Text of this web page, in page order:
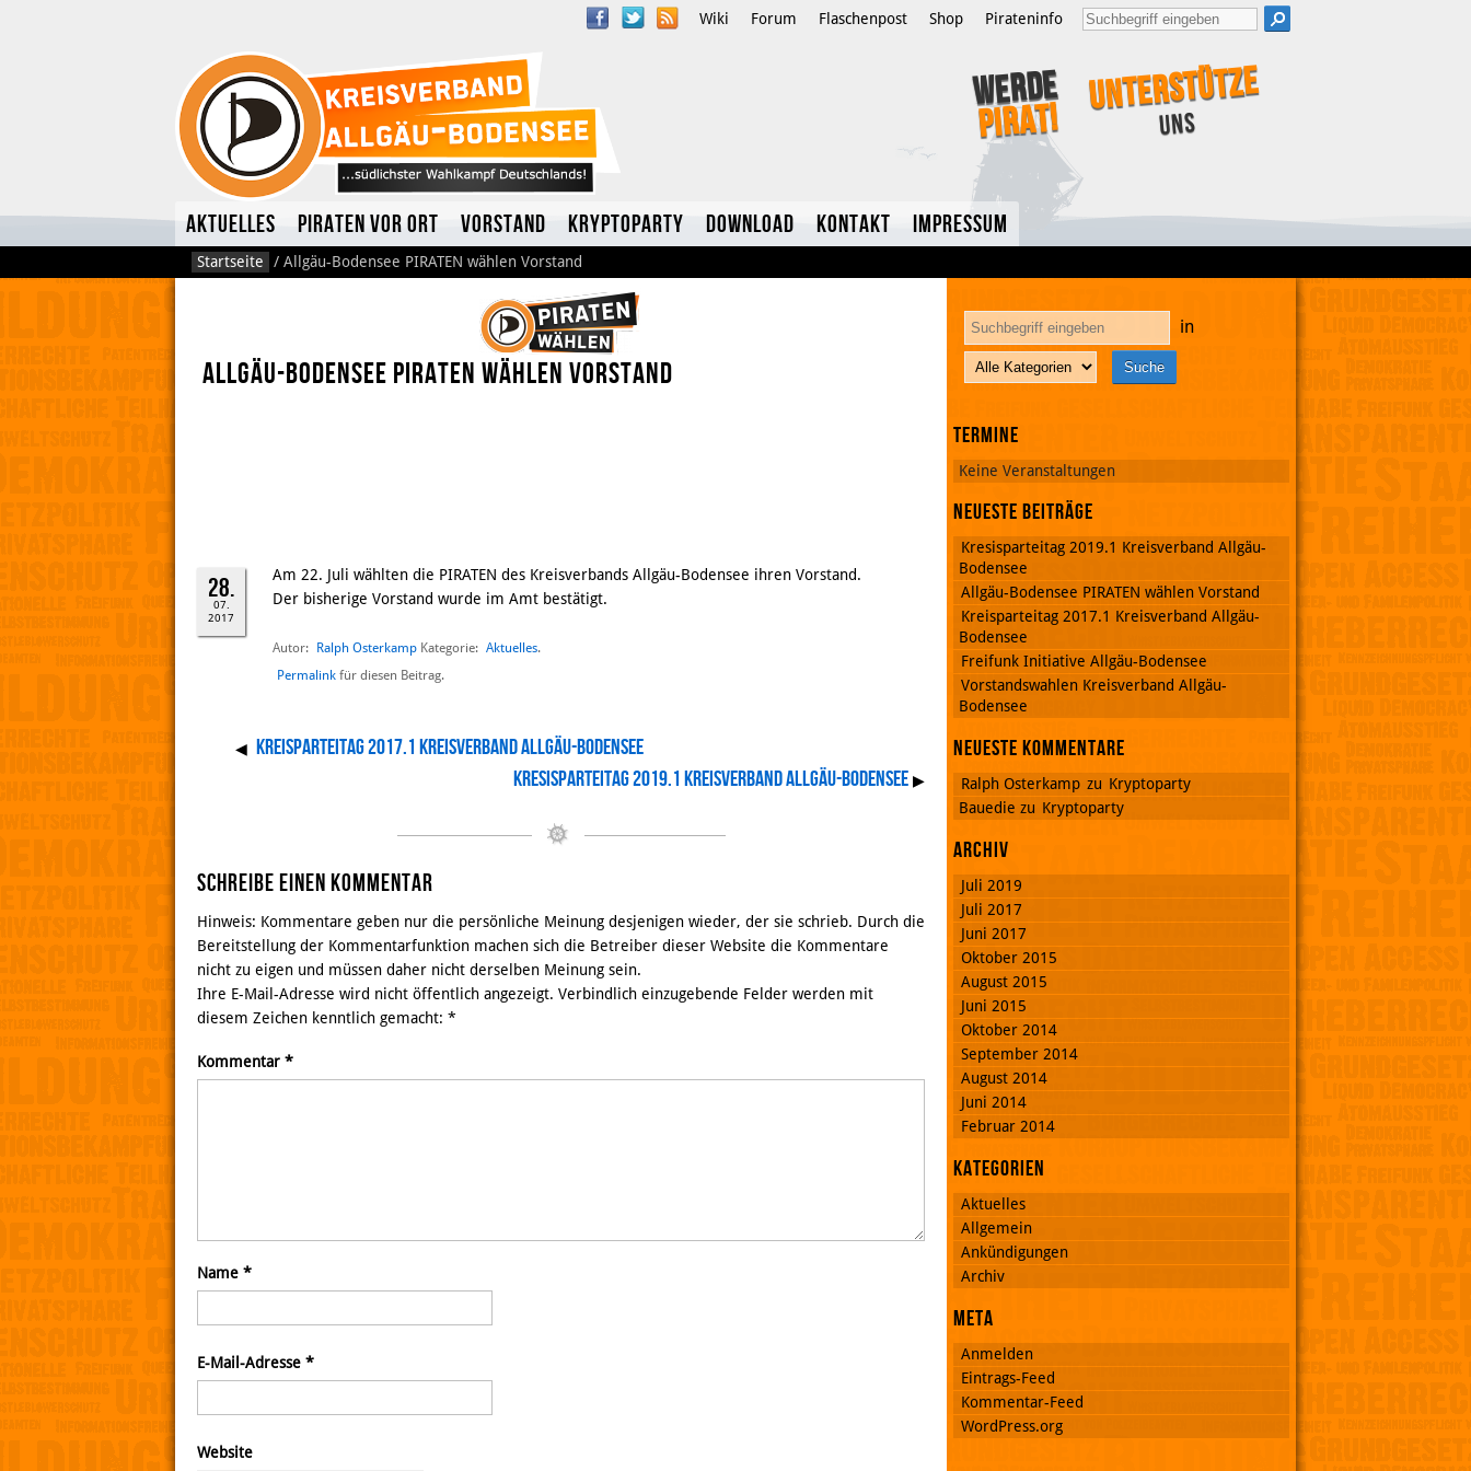
Wiki Forum Flaschenpost Shop Pirateninfo
Werde
Pirat!
Unterstütze
uns
Aktuelles Piraten vor Ort Vorstand Kryptoparty Download Kontakt Impressum
Startseite / Allgäu-Bodensee PIRATEN wählen Vorstand
Allgäu-Bodensee PIRATEN wählen Vorstand
28.
07.
2017
Am 22. Juli wählten die PIRATEN des Kreisverbands Allgäu-Bodensee ihren Vorstand.
Der bisherige Vorstand wurde im Amt bestätigt.
Autor: Ralph Osterkamp Kategorie: Aktuelles.
Permalink für diesen Beitrag.
◀ Kreisparteitag 2017.1 Kreisverband Allgäu-Bodensee
Kresisparteitag 2019.1 Kreisverband Allgäu-Bodensee ▶
Schreibe einen Kommentar
Hinweis: Kommentare geben nur die persönliche Meinung desjenigen wieder, der sie schrieb. Durch die
Bereitstellung der Kommentarfunktion machen sich die Betreiber dieser Website die Kommentare
nicht zu eigen und müssen daher nicht derselben Meinung sein.
Ihre E-Mail-Adresse wird nicht öffentlich angezeigt. Verbindlich einzugebende Felder werden mit
diesem Zeichen kenntlich gemacht: *
Kommentar *
Name *
E-Mail-Adresse *
Website
in
Termine
Keine Veranstaltungen
Neueste Beiträge
Kresisparteitag 2019.1 Kreisverband Allgäu-
Bodensee
Allgäu-Bodensee PIRATEN wählen Vorstand
Kreisparteitag 2017.1 Kreisverband Allgäu-
Bodensee
Freifunk Initiative Allgäu-Bodensee
Vorstandswahlen Kreisverband Allgäu-
Bodensee
Neueste Kommentare
Ralph Osterkamp zu Kryptoparty
Bauedie zu Kryptoparty
Archiv
Juli 2019
Juli 2017
Juni 2017
Oktober 2015
August 2015
Juni 2015
Oktober 2014
September 2014
August 2014
Juni 2014
Februar 2014
Kategorien
Aktuelles
Allgemein
Ankündigungen
Archiv
Meta
Anmelden
Eintrags-Feed
Kommentar-Feed
WordPress.org